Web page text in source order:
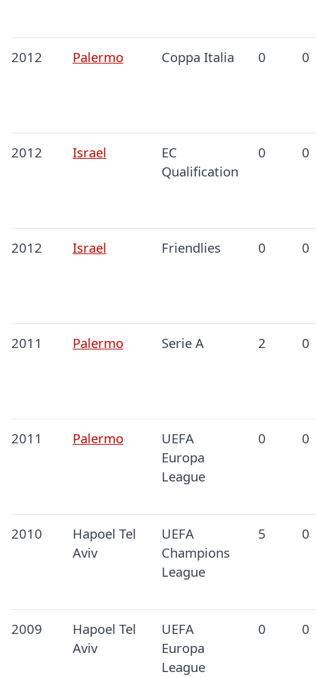
2012 Palermo Coppa Italia 0 0
2012 Israel
EC
Qualification
0 0
2012 Israel Friendlies 0 0
2011 Palermo Serie A 2 0
2011 Palermo
UEFA
Europa
League
0 0
2010
Hapoel Tel
Aviv
UEFA
Champions
League
5 0
2009
Hapoel Tel
Aviv
UEFA
Europa
League
0 0